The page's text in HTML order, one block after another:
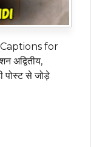
Captions for
अद्वितीय,
पोस्ट से जोड़े